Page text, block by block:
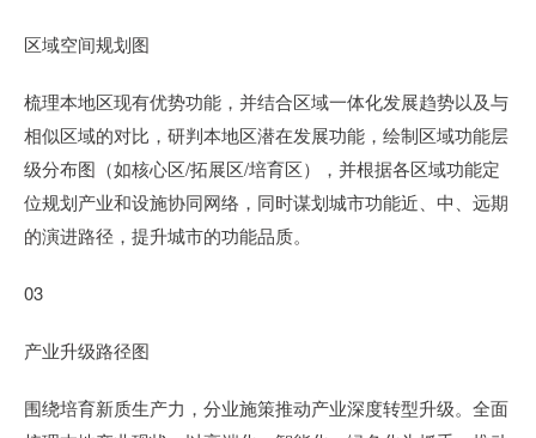
区域空间规划图
梳理本地区现有优势功能，并结合区域一体化发展趋势以及与
相似区域的对比，研判本地区潜在发展功能，绘制区域功能层
级分布图（如核心区/拓展区/培育区），并根据各区域功能定
位规划产业和设施协同网络，同时谋划城市功能近、中、远期
的演进路径，提升城市的功能品质。
03
产业升级路径图
围绕培育新质生产力，分业施策推动产业深度转型升级。全面